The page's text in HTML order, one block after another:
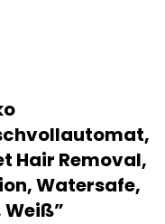
Hair Removal,
Watersafe,